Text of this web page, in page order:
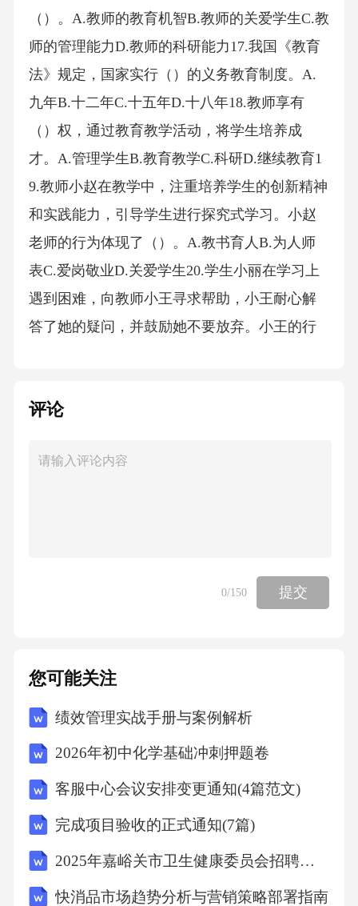
（）。A.教师的教育机智B.教师的关爱学生C.教
师的管理能力D.教师的科研能力17.我国《教育
法》规定，国家实行（）的义务教育制度。A.
九年B.十二年C.十五年D.十八年18.教师享有
（）权，通过教育教学活动，将学生培养成
才。A.管理学生B.教育教学C.科研D.继续教育1
9.教师小赵在教学中，注重培养学生的创新精神
和实践能力，引导学生进行探究式学习。小赵
老师的行为体现了（）。A.教书育人B.为人师
表C.爱岗敬业D.关爱学生20.学生小丽在学习上
遇到困难，向教师小王寻求帮助，小王耐心解
答了她的疑问，并鼓励她不要放弃。小王的行
职业道德的基本原则不包括（）。A.社会主义
人利益优先原则22.教师小孙在课堂上，因为学
身权C.属于正常的课堂管理行为D.体现了教师
对学生的严格要求23.教师小周经常利用自己的
A.爱国守法B.爱岗敬业C.关爱学生D.为人师表2
4.学生小华在课堂上积极发言，提出自己的见
解，教师小王给予了鼓励和肯定。小王老师的
敬业D.关爱学生25.教师职业道德修养的最高境
界是（）。A.遵守教师职业道德规范B.形成教
师职业道德意识C.养成教师职业道德行为习惯
D.实现教师职业道德理想26.我国《未成年人保
评论
0/150 提交
您可能关注
绩效管理实战手册与案例解析
2026年初中化学基础冲刺押题卷
客服中心会议安排变更通知(4篇范文)
完成项目验收的正式通知(7篇)
2025年嘉峪关市卫生健康委员会招聘公益性岗位人员笔试真题
快消品市场趋势分析与营销策略部署指南